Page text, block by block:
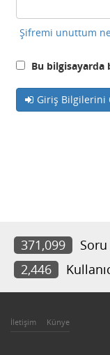
Şifremi unuttum
Bu bilgisayarda
Giriş Bilgilerini
371,099 Soru
2,446
İletişim Künye